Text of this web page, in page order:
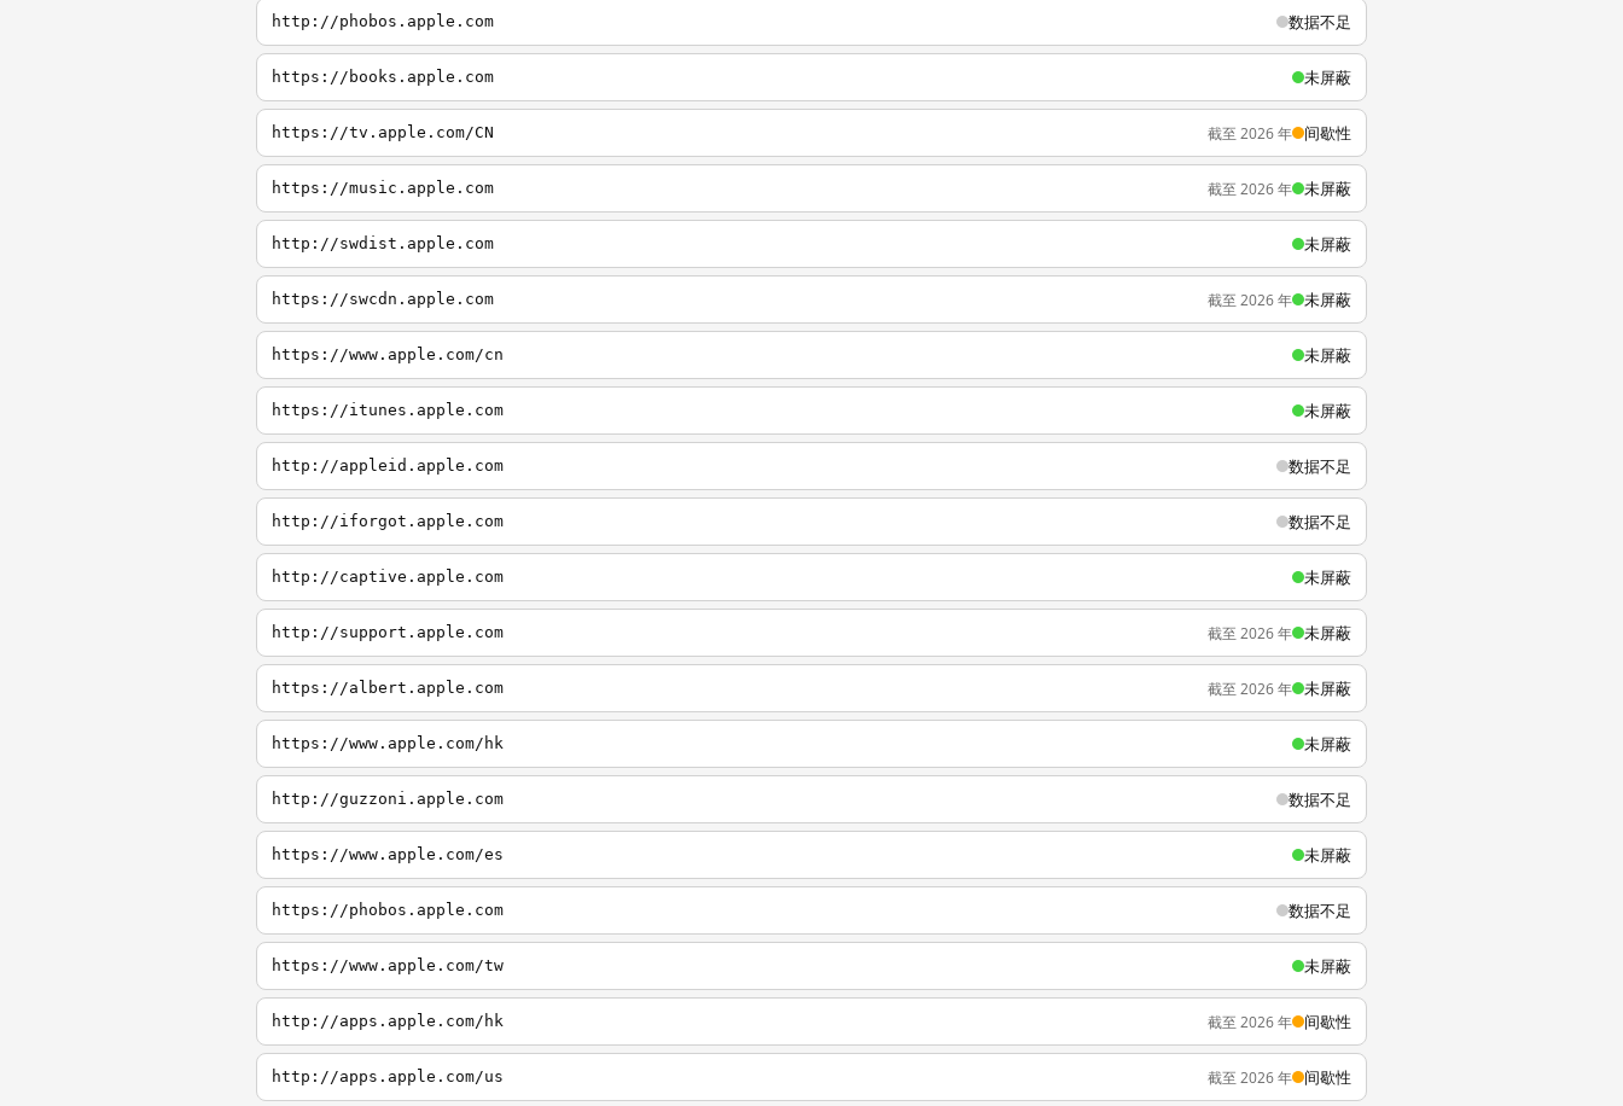
http://phobos.apple.com 数据不足
https://books.apple.com 未屏蔽
https://tv.apple.com/CN 截至 2026 年 间歇性
https://music.apple.com 截至 2026 年 未屏蔽
http://swdist.apple.com 未屏蔽
https://swcdn.apple.com 截至 2026 年 未屏蔽
https://www.apple.com/cn 未屏蔽
https://itunes.apple.com 未屏蔽
http://appleid.apple.com 数据不足
http://iforgot.apple.com 数据不足
http://captive.apple.com 未屏蔽
http://support.apple.com 截至 2026 年 未屏蔽
https://albert.apple.com 截至 2026 年 未屏蔽
https://www.apple.com/hk 未屏蔽
http://guzzoni.apple.com 数据不足
https://www.apple.com/es 未屏蔽
https://phobos.apple.com 数据不足
https://www.apple.com/tw 未屏蔽
http://apps.apple.com/hk 截至 2026 年 间歇性
http://apps.apple.com/us 截至 2026 年 间歇性